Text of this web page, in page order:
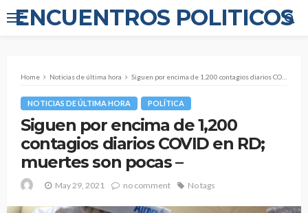
ENCUENTROS POLITICOS
Home Noticias de última hora Siguen por encima de 1,200 contagios diarios COVID en RD; muertes son pocas –
NOTICIAS DE ÚLTIMA HORA POLÍTICA
Siguen por encima de 1,200
contagios diarios COVID en RD;
muertes son pocas –
May 29, 2021 no comment No tags